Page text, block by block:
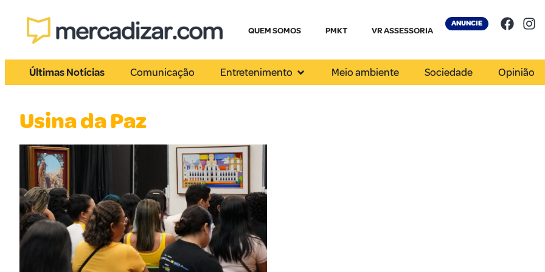
QUEM SOMOS PMKT VR ASSESSORIA
ANUNCIE
Últimas Notícias Comunicação Entretenimento Meio ambiente Sociedade Opinião
Usina da Paz